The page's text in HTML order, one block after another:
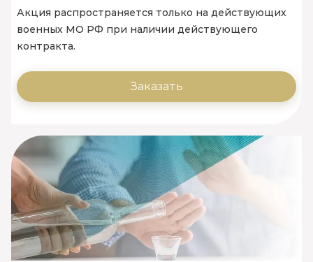
Акция распространяется только на действующих
военных МО РФ при наличии действующего
контракта.
Заказать